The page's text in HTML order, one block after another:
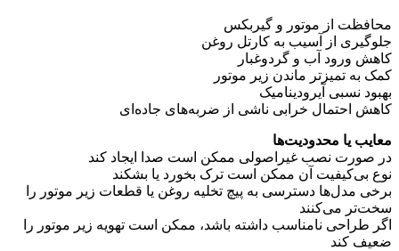
محافظت از موتور و گیربکس
جلوگیری از آسیب به کارتل روغن
کاهش ورود آب و گردوغبار
کمک به تمیزتر ماندن زیر موتور
بهبود نسبی آیرودینامیک
کاهش احتمال خرابی ناشی از ضربه‌های جاده‌ای
معایب یا محدودیت‌ها
در صورت نصب غیراصولی ممکن است صدا ایجاد کند
نوع بی‌کیفیت آن ممکن است ترک بخورد یا بشکند
برخی مدل‌ها دسترسی به پیچ تخلیه روغن یا قطعات زیر موتور را
سخت‌تر می‌کنند
اگر طراحی نامناسب داشته باشد، ممکن است تهویه زیر موتور را
ضعیف کند